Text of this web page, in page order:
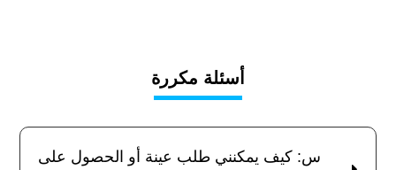
أسئلة مكررة
س: كيف يمكنني طلب عينة أو الحصول على